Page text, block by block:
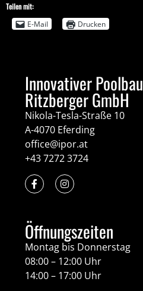
Teilen mit:
E-Mail
Drucken
Innovativer Poolbau
Ritzberger GmbH
Nikola-Tesla-Straße 10
A-4070 Eferding
office@ipor.at
+43 7272 3724
Öffnungszeiten
Montag bis Donnerstag
08:00 – 12:00 Uhr
14:00 – 17:00 Uhr